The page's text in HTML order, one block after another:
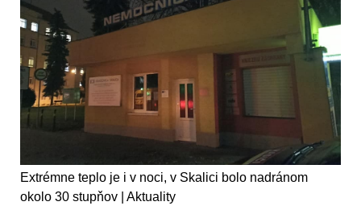
Extrémne teplo je i v noci, v Skalici bolo nadránom
okolo 30 stupňov | Aktuality